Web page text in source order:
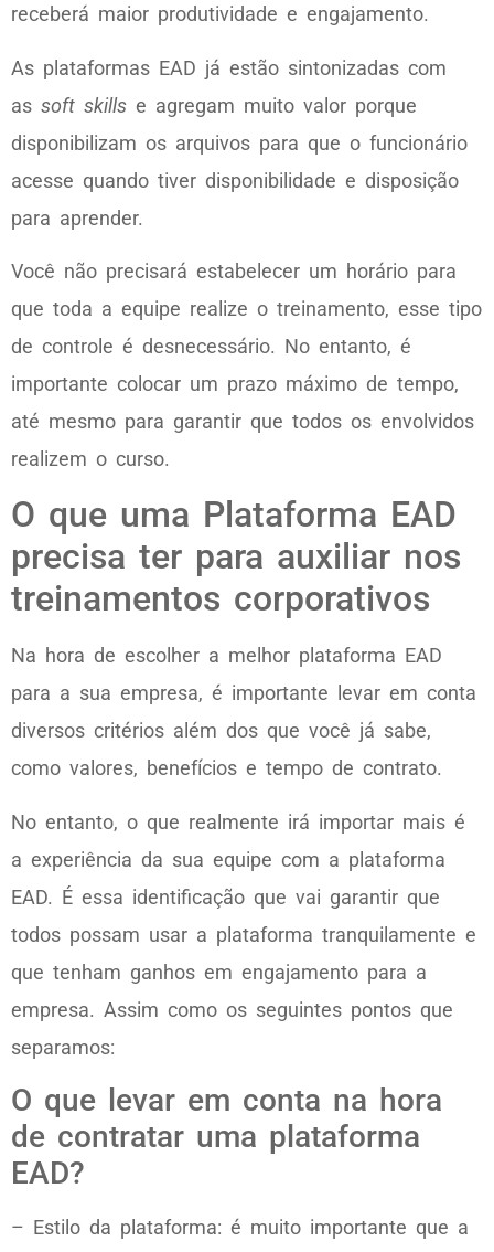
receberá maior produtividade e engajamento.
As plataformas EAD já estão sintonizadas com
as soft skills e agregam muito valor porque
disponibilizam os arquivos para que o funcionário
acesse quando tiver disponibilidade e disposição
para aprender.
Você não precisará estabelecer um horário para
que toda a equipe realize o treinamento, esse tipo
de controle é desnecessário. No entanto, é
importante colocar um prazo máximo de tempo,
até mesmo para garantir que todos os envolvidos
realizem o curso.
O que uma Plataforma EAD
precisa ter para auxiliar nos
treinamentos corporativos
Na hora de escolher a melhor plataforma EAD
para a sua empresa, é importante levar em conta
diversos critérios além dos que você já sabe,
como valores, benefícios e tempo de contrato.
No entanto, o que realmente irá importar mais é
a experiência da sua equipe com a plataforma
EAD. É essa identificação que vai garantir que
todos possam usar a plataforma tranquilamente e
que tenham ganhos em engajamento para a
empresa. Assim como os seguintes pontos que
separamos:
O que levar em conta na hora
de contratar uma plataforma
EAD?
– Estilo da plataforma: é muito importante que a